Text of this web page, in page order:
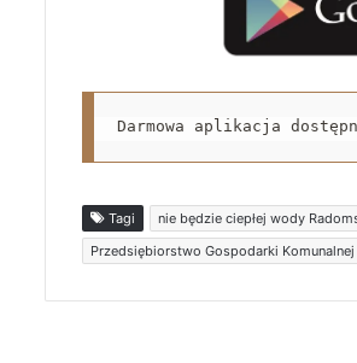
Darmowa aplikacja
Tagi nie będzie ciepłej wody
Przedsiębiorstwo Gospodarki